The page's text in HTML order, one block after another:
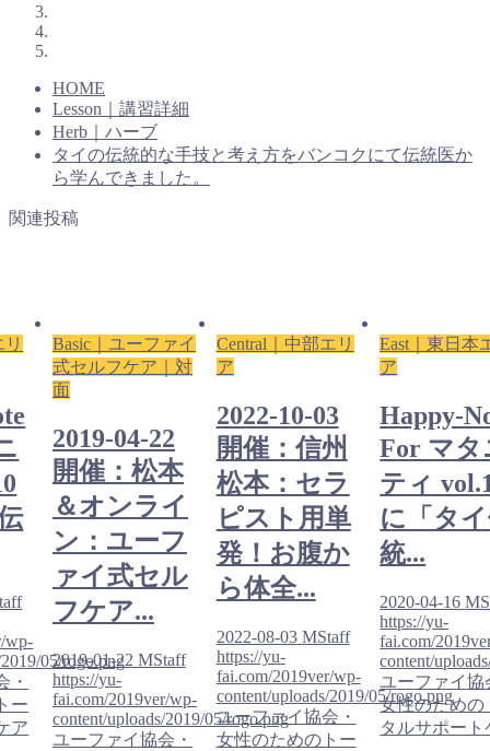
HOME
Lesson｜講習詳細
Herb｜ハーブ
タイの伝統的な手技と考え方をバンコクにて伝統医か
ら学んできました。
関連投稿
wp-
05/rogo.png
・
ー
ア
Basic｜ユーファイ
式セルフケア｜対
面
2019-04-22
開催：松本
＆オンライ
ン：ユーフ
ァイ式セル
フケア...
2019-01-22 MStaff
https://yu-
fai.com/2019ver/wp-
content/uploads/2019/05/rogo.png
ユーファイ協会・
Central｜中部エリ
ア
2022-10-03
開催：信州
松本：セラ
ピスト用単
発！お腹か
ら体全...
2022-08-03 MStaff
https://yu-
fai.com/2019ver/wp-
content/uploads/2019/05/rogo.png
ユーファイ協会・
女性のためのトー
East｜東日本
ア
Happy-
For マタ
ティ
に「タ
統...
2020-04-16
https://yu-
fai.com/
content/
ユーファイ協
女性のための
タルサポート